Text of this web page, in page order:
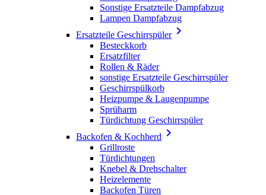
Sonstige Ersatzteile Dampfabzug
Lampen Dampfabzug
Ersatzteile Geschirrspüler
Besteckkorb
Ersatzfilter
Rollen & Räder
sonstige Ersatzteile Geschirrspüler
Geschirrspülkorb
Heizpumpe & Laugenpumpe
Sprüharm
Türdichtung Geschirrspüler
Backofen & Kochherd 
Grillroste
Türdichtungen
Knebel & Drehschalter
Heizelemente
Backofen Türen